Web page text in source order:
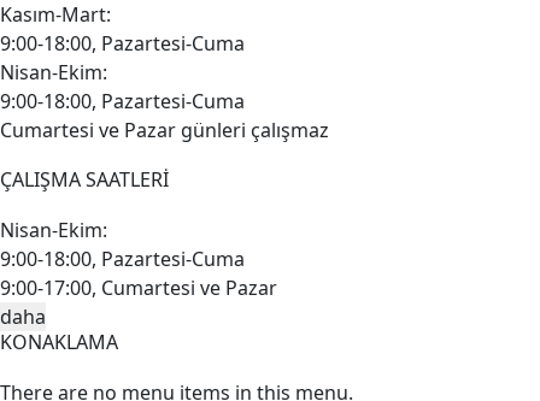
Kasım-Mart:
9:00-18:00, Pazartesi-Cuma
Nisan-Ekim:
9:00-18:00, Pazartesi-Cuma
Cumartesi ve Pazar günleri çalışmaz
ÇALIŞMA SAATLERİ
Nisan-Ekim:
9:00-18:00, Pazartesi-Cuma
9:00-17:00, Cumartesi ve Pazar
daha
KONAKLAMA
There are no menu items in this menu.